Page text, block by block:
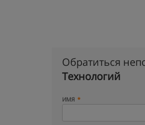
Обратиться
Технологий
ИМЯ